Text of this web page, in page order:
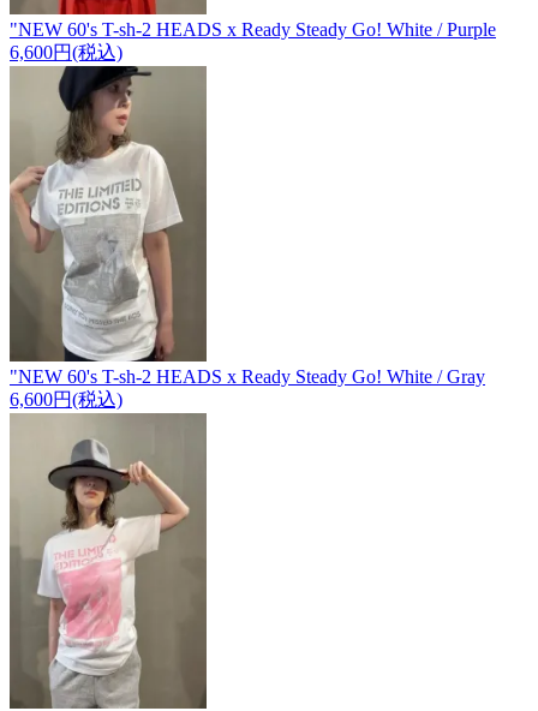
"NEW 60's T-sh-2 HEADS x Ready Steady Go! White / Purple
6,600円(税込)
"NEW 60's T-sh-2 HEADS x Ready Steady Go! White / Gray
6,600円(税込)